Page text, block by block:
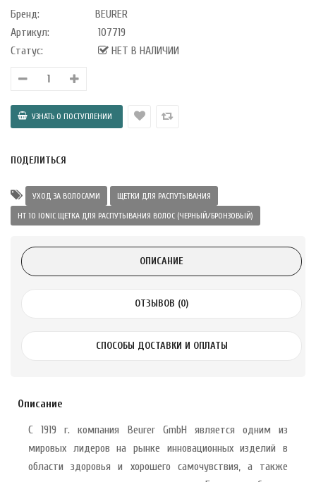
75 мл
DE PEPINS DE
с лимоном и
75 г
Бренд:
BEURER
Артикул:
107719
Статус:
НЕТ В НАЛИЧИИ
ПОДЕЛИТЬСЯ
УХОД ЗА ВОЛОСАМИ
ЩЕТКИ ДЛЯ РАСПУТЫВАНИЯ
HT 10 IONIC ЩЕТКА ДЛЯ РАСПУТЫВАНИЯ ВОЛОС (ЧЕРНЫЙ/БРОНЗОВЫЙ)
ОПИСАНИЕ
ОТЗЫВОВ (0)
СПОСОБЫ ДОСТАВКИ И ОПЛАТЫ
Описание
С 1919 г. компания Beurer GmbH является одним из
мировых лидеров на рынке инновационных изделий в
области здоровья и хорошего самочувствия, а также